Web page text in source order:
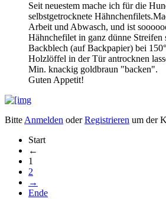
Seit neuestem mache ich für die
selbstgetrocknete
Arbeit und Abwasch, und ist
Hähnchefilet in ganz dünne Streifen
Backblech (auf Backpapier) bei
Holzlöffel in der Tür antrocknen
Min. knackig goldbraun "backen".
Guten Appetit!
Bitte Anmelden oderRegistrieren um der
Start
←
1
2
→
Ende